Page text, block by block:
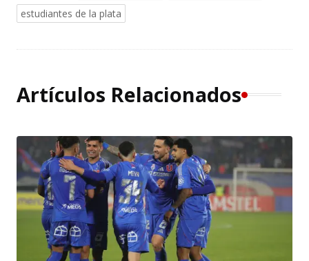
estudiantes de la plata
Artículos Relacionados